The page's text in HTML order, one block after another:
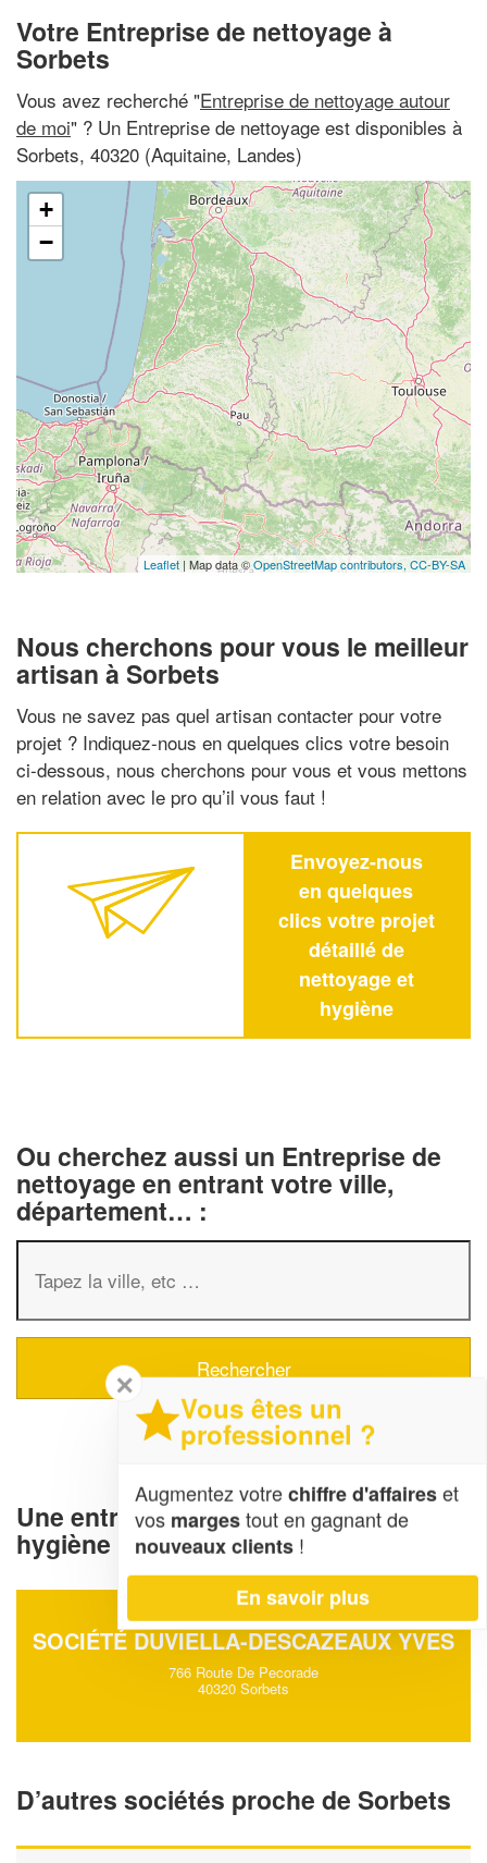
Votre Entreprise de nettoyage à
Sorbets
Vous avez recherché "Entreprise de nettoyage autour
de moi" ? Un Entreprise de nettoyage est disponibles à
Sorbets, 40320 (Aquitaine, Landes)
+
−
Leaflet | Map data ©OpenStreetMap contributors, CC-BY-SA
Nous cherchons pour vous le meilleur
artisan à Sorbets
Vous ne savez pas quel artisan contacter pour votre
projet ? Indiquez-nous en quelques clics votre besoin
ci-dessous, nous cherchons pour vous et vous mettons
en relation avec le pro qu’il vous faut !
Envoyez-nous
en quelques
clics votre projet
détaillé de
nettoyage et
hygiène
Ou cherchez aussi un Entreprise de
nettoyage en entrant votre ville,
département… :
Une entreprise de nettoyage et
hygiène à Sorbets (40320)
SOCIÉTÉ DUVIELLA-DESCAZEAUX YVES
766 Route De Pecorade
40320 Sorbets
D’autres sociétés proche de Sorbets
✕
Vous êtes un
professionnel ?
Augmentez votrechiffre d'affaireset
vos margestout en gagnant de
nouveaux clients !
En savoir plus